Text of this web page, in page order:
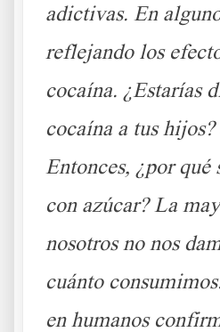
adictivas. En
reflejando los
cocaína. ¿Estarías
cocaína a tus
Entonces, ¿por qué
con azúcar? La
nosotros no nos
cuánto
en humanos